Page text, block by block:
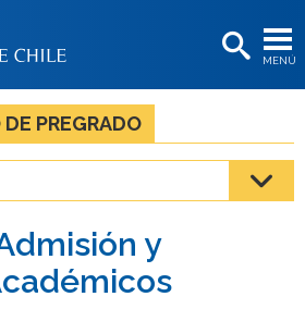
MENÚ
BIBLIOTECAS
LA UNIVERSIDAD
Estudiantes
Académicas/os
Funcionarias/os
PREGRADO
y